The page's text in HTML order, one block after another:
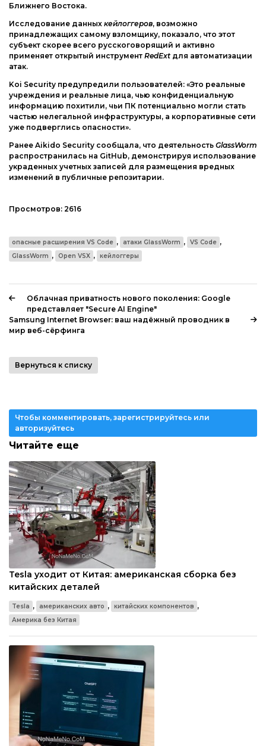
Ближнего Востока.
Исследование данных кейлоггеров, возможно
принадлежащих самому взломщику, показало, что этот
субъект скорее всего русскоговорящий и активно
применяет открытый инструмент RedExt для автоматизации
атак.
Koi Security предупредили пользователей: «Это реальные
учреждения и реальные лица, чью конфиденциальную
информацию похитили, чьи ПК потенциально могли стать
частью нелегальной инфраструктуры, а корпоративные сети
уже подверглись опасности».
Ранее Aikido Security сообщала, что деятельность GlassWorm
распространилась на GitHub, демонстрируя использование
украденных учетных записей для размещения вредных
изменений в публичные репозитарии.
Просмотров: 2616
опасные расширения VS Code , атаки GlassWorm , VS Code ,
GlassWorm , Open VSX , кейлоггеры
Облачная приватность нового поколения: Google
представляет "Secure AI Engine"
Samsung Internet Browser: ваш надёжный проводник в
мир веб-сёрфинга
Вернуться к списку
Чтобы комментировать, зарегистрируйтесь или
авторизуйтесь
Читайте еще
Tesla уходит от Китая: американская сборка без
китайских деталей
Tesla , американских авто , китайских компонентов ,
Америка без Китая